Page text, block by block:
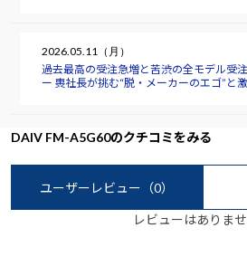
2026.05.11（月）
過去最高の受注急増と苦渋の全モデル受注
ー 軣社長が挑む“脱・メーカーのエゴ”と
DAIV FM-A5G60のクチコミをみる
ユーザーレビュー （0）
レビューはありませ